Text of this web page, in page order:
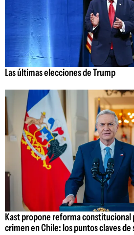
Las últimas elecciones de Trump
Kast propone reforma constitucional
crimen en Chile: los puntos claves de